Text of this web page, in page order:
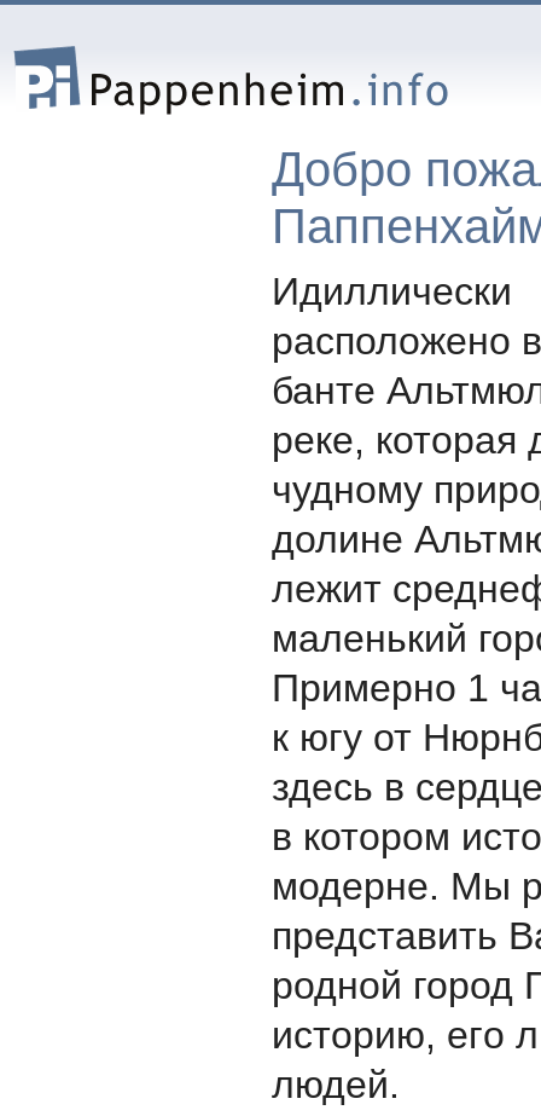
Добро
Идиллически
расположено
банте
реке, которая
чудному
долинe
лежит
маленький
Примерно 1
к югу от
здесь в
в котором
модернe. Мы
представить
родной город
историю, егo
людей.